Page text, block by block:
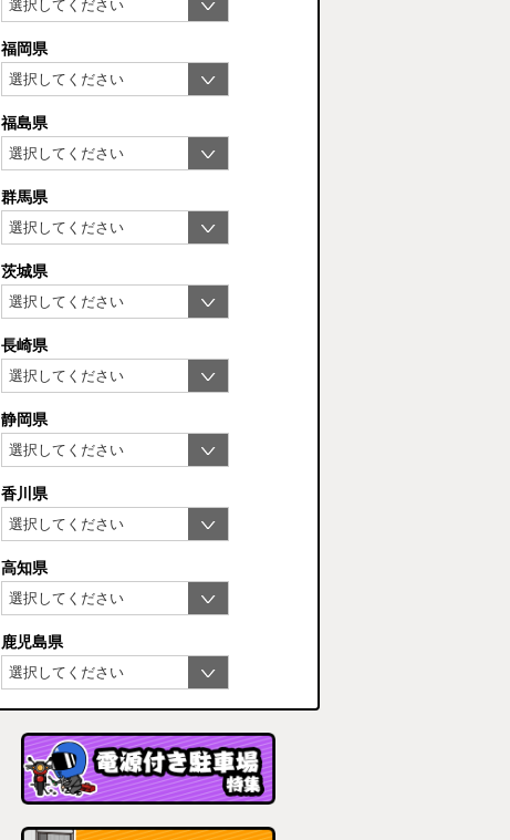
福岡県
福島県
群馬県
茨城県
長崎県
静岡県
香川県
高知県
鹿児島県